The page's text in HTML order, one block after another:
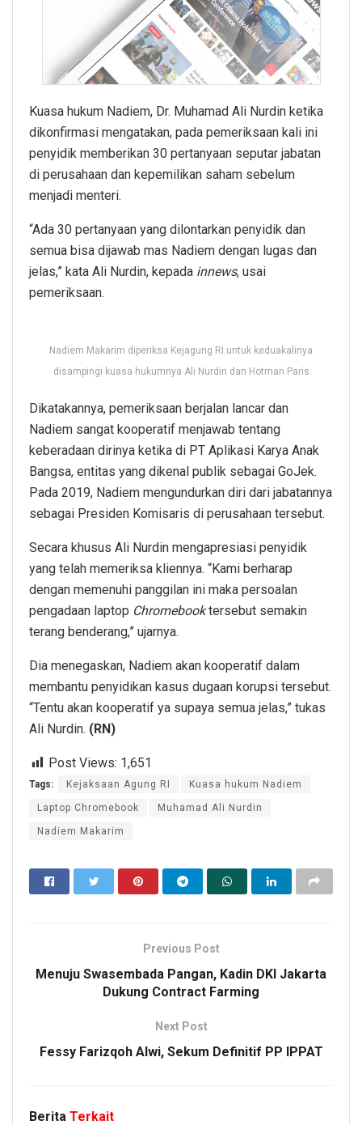
Kuasa hukum Nadiem, Dr. Muhamad Ali Nurdin ketika
dikonfirmasi mengatakan, pada pemeriksaan kali ini
penyidik memberikan 30 pertanyaan seputar jabatan
di perusahaan dan kepemilikan saham sebelum
menjadi menteri.
“Ada 30 pertanyaan yang dilontarkan penyidik dan
semua bisa dijawab mas Nadiem dengan lugas dan
jelas,” kata Ali Nurdin, kepada innews, usai
pemeriksaan.
Nadiem Makarim diperiksa Kejagung RI untuk keduakalinya
disampingi kuasa hukumnya Ali Nurdin dan Hotman Paris
Dikatakannya, pemeriksaan berjalan lancar dan
Nadiem sangat kooperatif menjawab tentang
keberadaan dirinya ketika di PT Aplikasi Karya Anak
Bangsa, entitas yang dikenal publik sebagai GoJek.
Pada 2019, Nadiem mengundurkan diri dari jabatannya
sebagai Presiden Komisaris di perusahaan tersebut.
Secara khusus Ali Nurdin mengapresiasi penyidik
yang telah memeriksa kliennya. “Kami berharap
dengan memenuhi panggilan ini maka persoalan
pengadaan laptop Chromebooktersebut semakin
terang benderang,” ujarnya.
Dia menegaskan, Nadiem akan kooperatif dalam
membantu penyidikan kasus dugaan korupsi tersebut.
“Tentu akan kooperatif ya supaya semua jelas,” tukas
Ali Nurdin. (RN)
Post Views: 1,651
Tags: Kejaksaan Agung RI Kuasa hukum Nadiem
Laptop Chromebook Muhamad Ali Nurdin
Nadiem Makarim
Previous Post
Menuju Swasembada Pangan, Kadin DKI Jakarta
Dukung Contract Farming
Next Post
Fessy Farizqoh Alwi, Sekum Definitif PP IPPAT
Berita Terkait